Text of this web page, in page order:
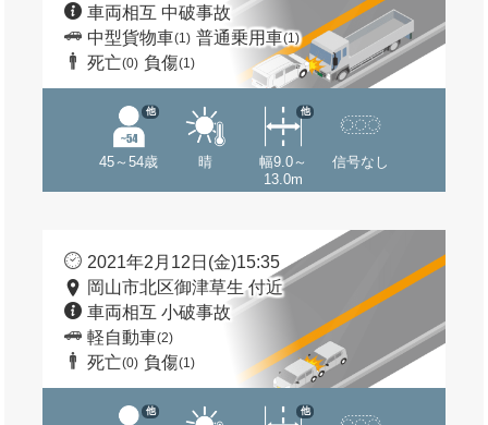
車両相互 中破事故
中型貨物車(1) 普通乗用車(1)
死亡(0) 負傷(1)
45～54歳
他
晴
幅9.0～
13.0m
他
信号なし
2021年2月12日(金)15:35
岡山市北区御津草生 付近
車両相互 小破事故
軽自動車(2)
死亡(0) 負傷(1)
他 他